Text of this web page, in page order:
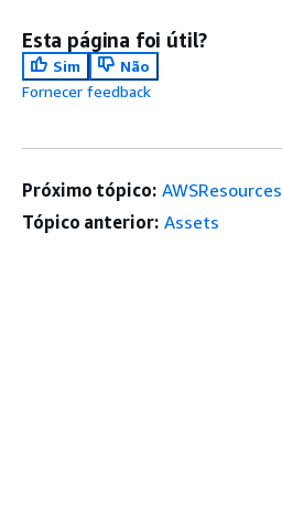
Esta página foi útil?
Sim
Não
Fornecer feedback
Próximo tópico: AWSResources
Tópico anterior: Assets